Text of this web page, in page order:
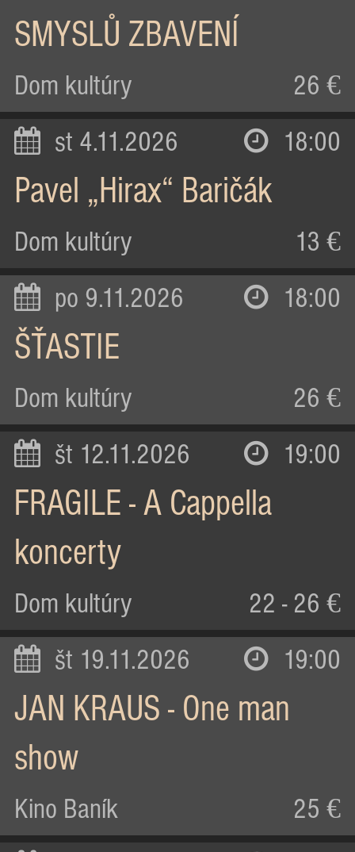
SMYSLŮ ZBAVENÍ
Dom kultúry 26 €
st 4.11.2026 18:00
Pavel „Hirax“ Baričák
Dom kultúry 13 €
po 9.11.2026 18:00
ŠŤASTIE
Dom kultúry 26 €
št 12.11.2026 19:00
FRAGILE - A Cappella
koncerty
Dom kultúry 22 - 26 €
št 19.11.2026 19:00
JAN KRAUS - One man
show
Kino Baník 25 €